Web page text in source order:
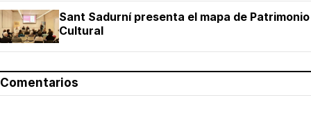
Sant Sadurní presenta el mapa de Patrimonio
Cultural
Comentarios